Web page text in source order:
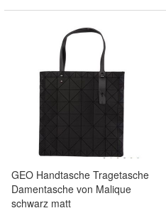
GEO Handtasche Tragetasche
Damentasche von Malique
schwarz matt